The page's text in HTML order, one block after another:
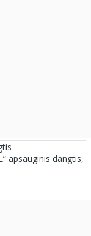
apsauginis dangtis,